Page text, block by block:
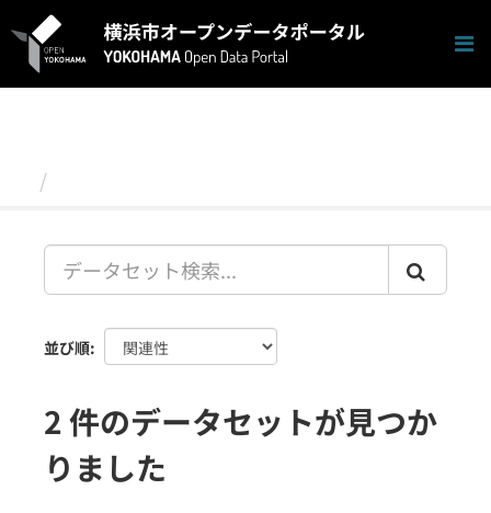
キ
並び順
2 件のデータセットが見つか
りました